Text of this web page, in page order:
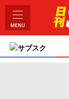
サブスク